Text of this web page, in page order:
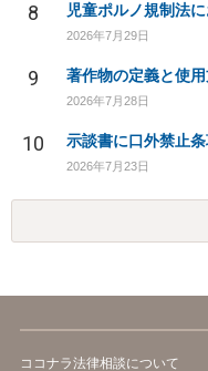
8 児童ポルノ規制法
2026年7月29日
9 著作物の定義と使
2026年7月28日
10 示談書に口外禁止
2026年7月23日
ココナラ法律相談について